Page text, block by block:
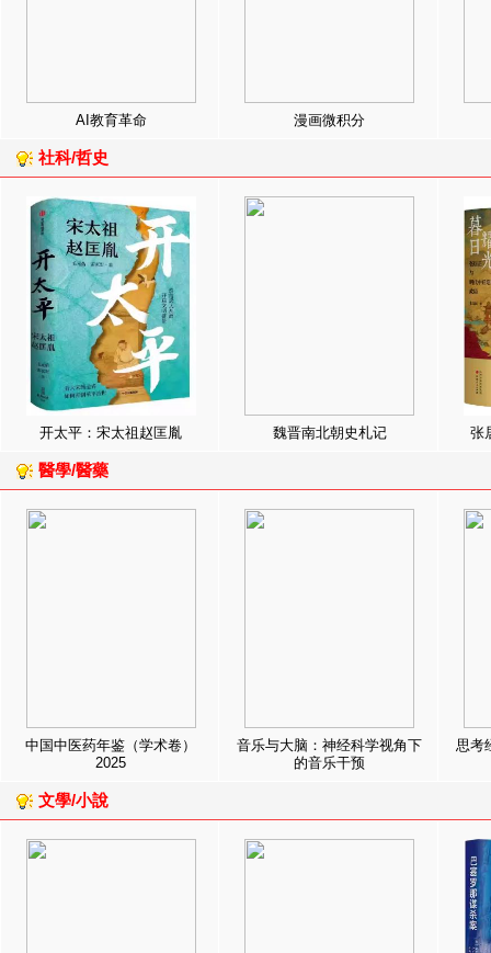
AI教育革命 漫画微积分
社科/哲史
开太平：宋太祖赵匡胤 魏晋南北朝史札记 张
醫學/醫藥
中国中医药年鉴（学术卷）
2025
音乐与大脑：神经科学视角下
的音乐干预
思考
文學/小說